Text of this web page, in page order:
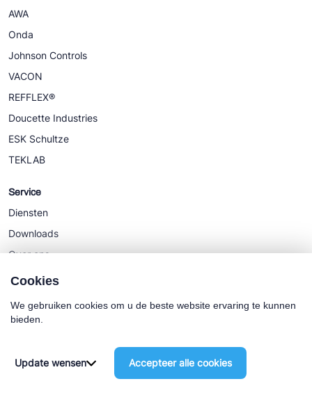
AWA
Onda
Johnson Controls
VACON
REFFLEX®
Doucette Industries
ESK Schultze
TEKLAB
Service
Diensten
Downloads
Over ons
Nieuws
Algemene Voorwaarden
Cookies
We gebruiken cookies om u de beste website ervaring te kunnen
bieden.
Update wensen Accepteer alle cookies